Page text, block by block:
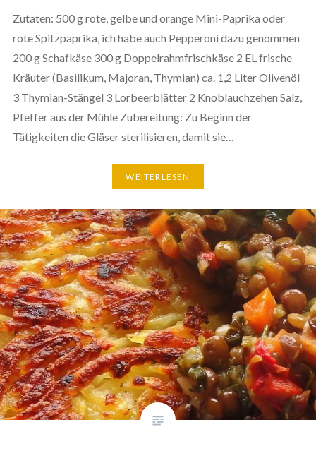
Zutaten: 500 g rote, gelbe und orange Mini-Paprika oder
rote Spitzpaprika, ich habe auch Pepperoni dazu genommen
200 g Schafkäse 300 g Doppelrahmfrischkäse 2 EL frische
Kräuter (Basilikum, Majoran, Thymian) ca. 1,2 Liter Olivenöl
3 Thymian-Stängel 3 Lorbeerblätter 2 Knoblauchzehen Salz,
Pfeffer aus der Mühle Zubereitung: Zu Beginn der
Tätigkeiten die Gläser sterilisieren, damit sie…
WEITERLESEN